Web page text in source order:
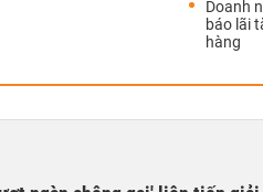
Doanh
báo lãi
hàng